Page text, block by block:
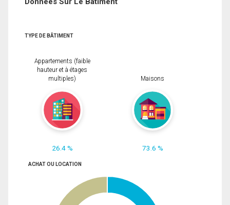
TYPE DE BÂTIMENT
Appartements (faible
hauteur et à étages
multiples)
26.4 %
Maisons
73.6 %
ACHAT OU LOCATION